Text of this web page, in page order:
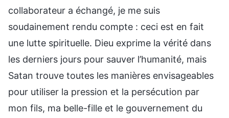
collaborateur a échangé, je me suis
soudainement rendu compte : ceci est en fait
une lutte spirituelle. Dieu exprime la vérité dans
les derniers jours pour sauver l’humanité, mais
Satan trouve toutes les manières envisageables
pour utiliser la pression et la persécution par
mon fils, ma belle-fille et le gouvernement du